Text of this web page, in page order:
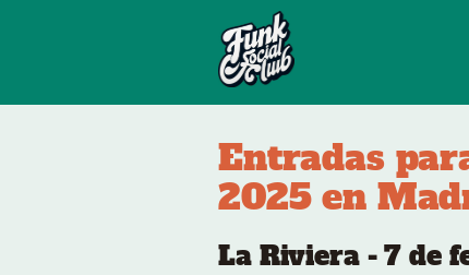
Entradas
2025 en
La Riviera - 7 de